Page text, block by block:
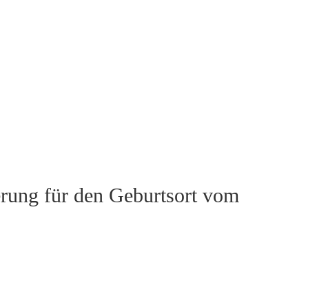
für den Geburtsort vom